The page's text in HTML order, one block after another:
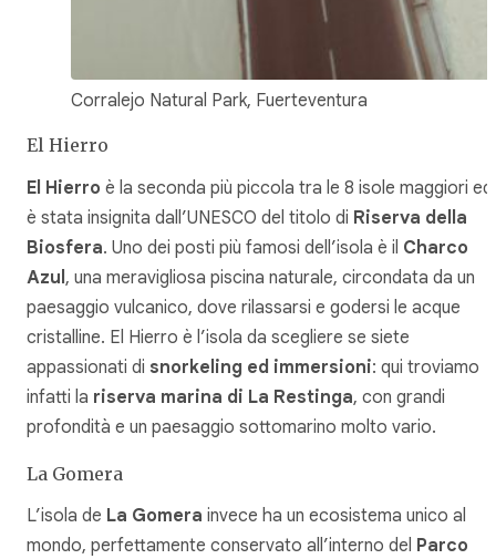
Corralejo Natural Park, Fuerteventura
El Hierro
El Hierro è la seconda più piccola tra le 8 isole maggiori ed
è stata insignita dall’UNESCO del titolo di Riserva della
Biosfera. Uno dei posti più famosi dell’isola è il Charco
Azul , una meravigliosa piscina naturale, circondata da un
paesaggio vulcanico, dove rilassarsi e godersi le acque
cristalline. El Hierro è l’isola da scegliere se siete
appassionati di snorkeling ed immersioni: qui troviamo
infatti la riserva marina di La Restinga, con grandi
profondità e un paesaggio sottomarino molto vario.
La Gomera
L’isola de La Gomera invece ha un ecosistema unico al
mondo, perfettamente conservato all’interno del Parco